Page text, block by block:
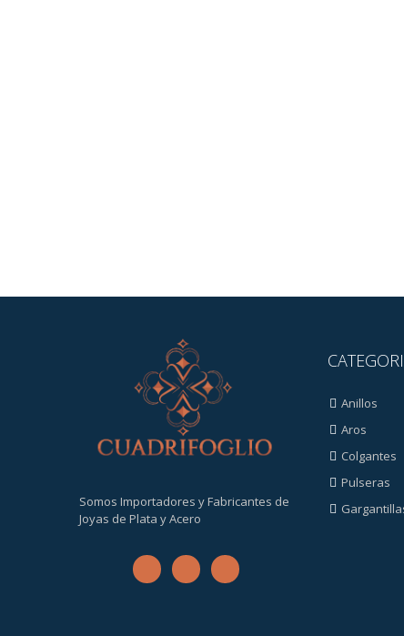
Somos Importadores y Fabricantes de
Joyas de Plata y Acero
Anillos
Aros
Colgantes
Pulseras